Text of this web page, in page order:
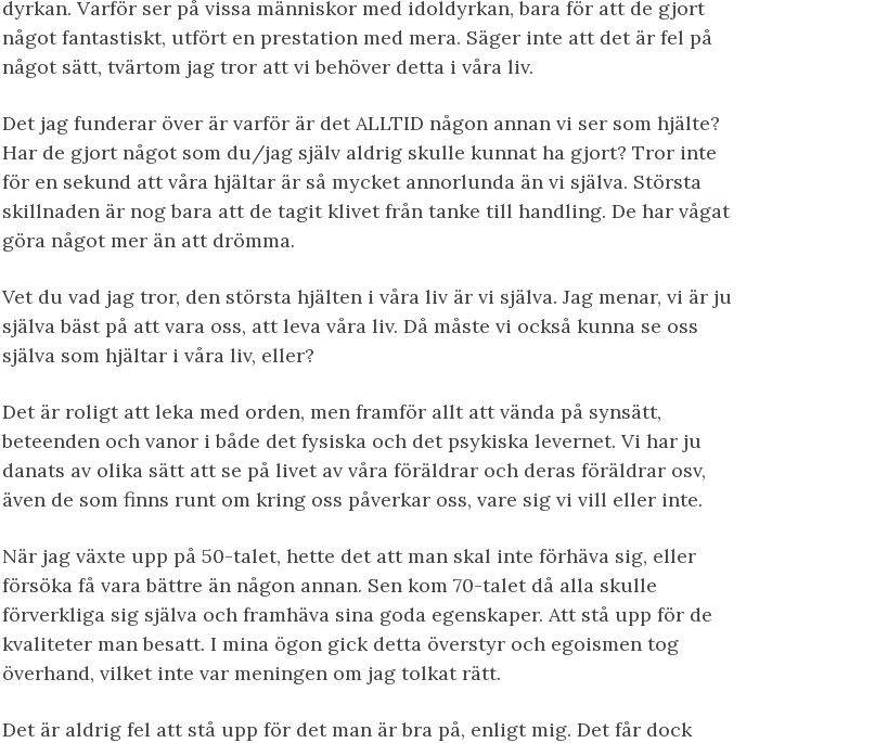
dyrkan. Varför ser på vissa människor med idoldyrkan, bara för att de gjort
något fantastiskt, utfört en prestation med mera. Säger inte att det är fel på
något sätt, tvärtom jag tror att vi behöver detta i våra liv.
Det jag funderar över är varför är det ALLTID någon annan vi ser som hjälte?
Har de gjort något som du/jag själv aldrig skulle kunnat ha gjort? Tror inte
för en sekund att våra hjältar är så mycket annorlunda än vi själva. Största
skillnaden är nog bara att de tagit klivet från tanke till handling. De har vågat
göra något mer än att drömma.
Vet du vad jag tror, den största hjälten i våra liv är vi själva. Jag menar, vi är ju
själva bäst på att vara oss, att leva våra liv. Då måste vi också kunna se oss
själva som hjältar i våra liv, eller?
Det är roligt att leka med orden, men framför allt att vända på synsätt,
beteenden och vanor i både det fysiska och det psykiska levernet. Vi har ju
danats av olika sätt att se på livet av våra föräldrar och deras föräldrar osv,
även de som finns runt om kring oss påverkar oss, vare sig vi vill eller inte.
När jag växte upp på 50-talet, hette det att man skal inte förhäva sig, eller
försöka få vara bättre än någon annan. Sen kom 70-talet då alla skulle
förverkliga sig själva och framhäva sina goda egenskaper. Att stå upp för de
kvaliteter man besatt. I mina ögon gick detta överstyr och egoismen tog
överhand, vilket inte var meningen om jag tolkat rätt.
Det är aldrig fel att stå upp för det man är bra på, enligt mig. Det får dock